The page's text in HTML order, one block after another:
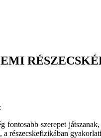
fontosabb szerepet
részecskefizikában